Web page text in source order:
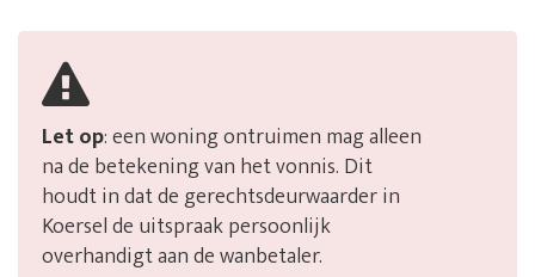
Let op: een woning ontruimen mag alleen
na de betekening van het vonnis. Dit
houdt in dat de gerechtsdeurwaarder in
Koersel de uitspraak persoonlijk
overhandigt aan de wanbetaler.